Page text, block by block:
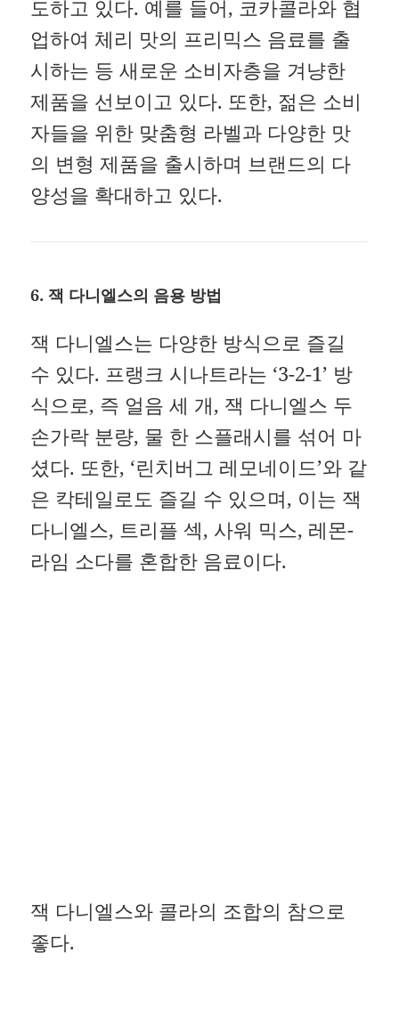
도하고 있다. 예를 들어, 코카콜라와 협
업하여 체리 맛의 프리믹스 음료를 출
시하는 등 새로운 소비자층을 겨냥한
제품을 선보이고 있다. 또한, 젊은 소비
자들을 위한 맞춤형 라벨과 다양한 맛
의 변형 제품을 출시하며 브랜드의 다
양성을 확대하고 있다.
6. 잭 다니엘스의 음용 방법
잭 다니엘스는 다양한 방식으로 즐길
수 있다. 프랭크 시나트라는 ‘3-2-1’ 방
식으로, 즉 얼음 세 개, 잭 다니엘스 두
손가락 분량, 물 한 스플래시를 섞어 마
셨다. 또한, ‘린치버그 레모네이드’와 같
은 칵테일로도 즐길 수 있으며, 이는 잭
다니엘스, 트리플 섹, 사워 믹스, 레몬-
라임 소다를 혼합한 음료이다.
잭 다니엘스와 콜라의 조합의 참으로
좋다.